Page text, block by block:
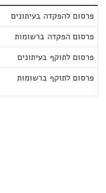
פרסום להפקדה בעיתונים
פרסום הפקדה ברשומות
פרסום לתוקף בעיתונים
פרסום לתוקף ברשומות